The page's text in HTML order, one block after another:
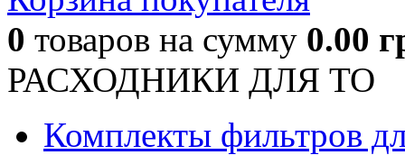
0 товаров на сумму 0.00
РАСХОДНИКИ ДЛЯ ТО
Комплекты фильтров